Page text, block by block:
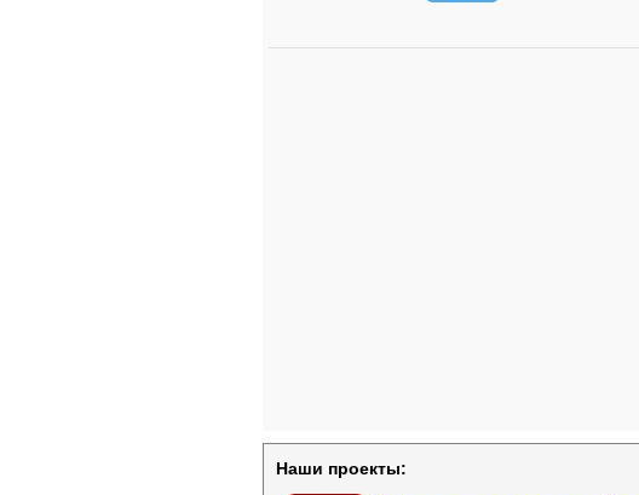
Наши проекты: